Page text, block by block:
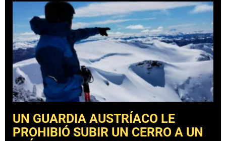
UN GUARDIA AUSTRÍACO LE
PROHIBIÓ SUBIR UN CERRO A UN